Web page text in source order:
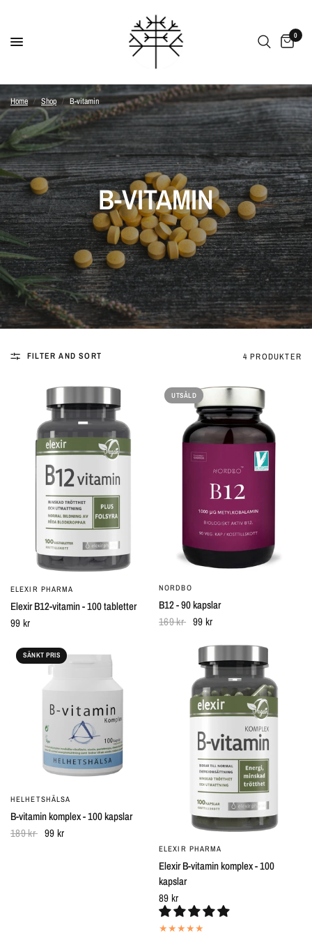
0
Home / Shop / B-vitamin
B-VITAMIN
FILTER AND SORT 4 PRODUKTER
SNABBTITT
ELEXIR PHARMA
Elexir B12-vitamin - 100 tabletter
99 kr
UTSÅLD
NORDBO
B12 - 90 kapslar
169 kr
99 kr
SÄNKT PRIS
SNABBTITT
HELHETSHÄLSA
B-vitamin komplex - 100 kapslar
189 kr
99 kr
SNABBTITT
ELEXIR PHARMA
Elexir B-vitamin komplex - 100
kapslar
89 kr